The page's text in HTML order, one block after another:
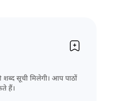
शब्द सूची मिलेगी। आप पाठों
हैं।